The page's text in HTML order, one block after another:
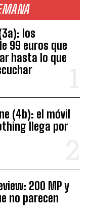
los
99 euros que
hasta lo que
(4b): el móvil
llega por
200 MP y
no parecen